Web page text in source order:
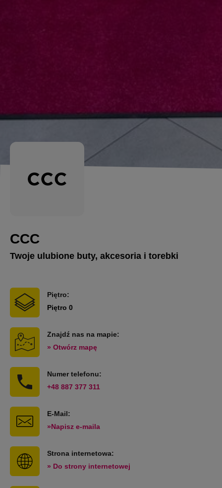
CCC
Twoje ulubione buty, akcesoria i torebki
Piętro:
Piętro 0
Znajdź nas na mapie:
» Otwórz mapę
Numer telefonu:
+48 887 377 311
E-Mail:
»Napisz e-maila
Strona internetowa:
» Do strony internetowej